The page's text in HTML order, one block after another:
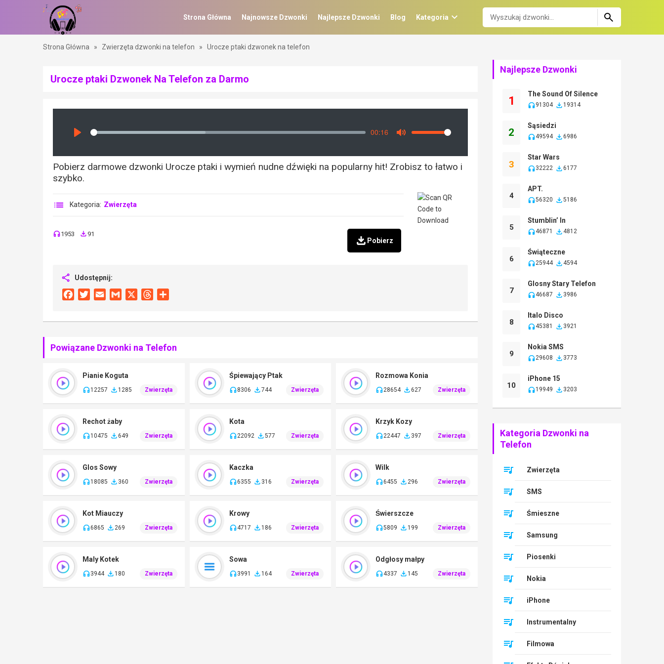
Strona Główna Najnowsze Dzwonki Najlepsze Dzwonki Blog Kategoria
Strona Główna » Zwierzęta dzwonki na telefon » Urocze ptaki dzwonek na telefon
Urocze ptaki Dzwonek Na Telefon za Darmo
Seek
00:16
Volume
Pobierz darmowe dzwonki Urocze ptaki i wymień nudne dźwięki na popularny hit! Zrobisz to łatwo i
szybko.
Kategoria: Zwierzęta
1953 91
Pobierz
Udostępnij:
FacebookTwitterEmail Gmail Threads
Powiązane Dzwonki na Telefon
Pianie Koguta
12257 1285 Zwierzęta
Śpiewający Ptak
8306 744 Zwierzęta
Rozmowa Konia
28654 627 Zwierzęta
Rechot żaby
10475 649 Zwierzęta
Kota
22092 577 Zwierzęta
Krzyk Kozy
22447 397 Zwierzęta
Glos Sowy
18085 360 Zwierzęta
Kaczka
6355 316 Zwierzęta
Wilk
6455 296 Zwierzęta
Kot Miauczy
6865 269 Zwierzęta
Krowy
4717 186 Zwierzęta
Świerszcze
5809 199 Zwierzęta
Maly Kotek
3944 180 Zwierzęta
Sowa
3991 164 Zwierzęta
Odgłosy małpy
4337 145 Zwierzęta
Najlepsze Dzwonki
1
The Sound Of Silence
91304 19314
2
Sąsiedzi
49594 6986
3
Star Wars
32222 6177
4
APT.
56320 5186
5
Stumblin’ In
46871 4812
6
Świąteczne
25944 4594
7
Glosny Stary Telefon
46687 3986
8
Italo Disco
45381 3921
9
Nokia SMS
29608 3773
10
iPhone 15
19949 3203
Kategoria Dzwonki na
Telefon
Zwierzęta
SMS
Śmieszne
Samsung
Piosenki
Nokia
iPhone
Instrumentalny
Filmowa